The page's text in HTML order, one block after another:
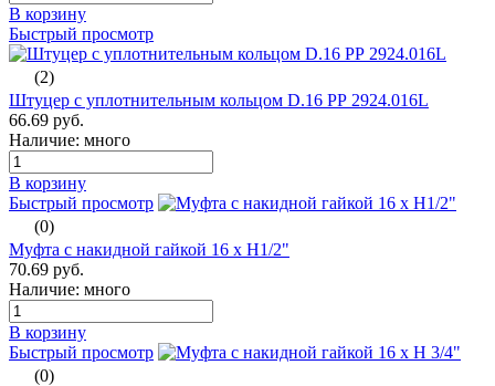
В корзину
Быстрый просмотр
(2)
Штуцер с уплотнительным кольцом D.16 РР 2924.016L
66.69 руб.
Наличие: много
В корзину
Быстрый просмотр
(0)
Муфта с накидной гайкой 16 х Н1/2"
70.69 руб.
Наличие: много
В корзину
Быстрый просмотр
(0)